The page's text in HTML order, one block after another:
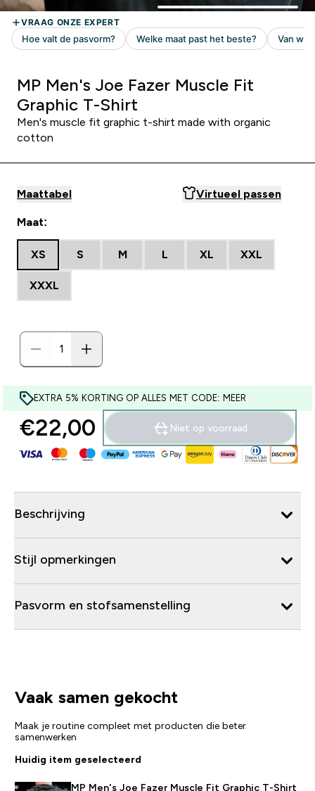
MP Men's Joe Fazer Muscle Fit
Graphic T-Shirt
Men's muscle fit graphic t-shirt made with organic
cotton
Maattabel Virtueel passen
Maat:
XS S M L XL XXL
XXXL
EXTRA 5% KORTING OP ALLES MET CODE: MEER
€22,00‎ Niet op voorraad
Beschrijving
Stijl opmerkingen
Pasvorm en stofsamenstelling
Vaak samen gekocht
Maak je routine compleet met producten die beter
samenwerken
Huidig item geselecteerd
MP Men's Joe Fazer Muscle Fit Graphic T-Shirt